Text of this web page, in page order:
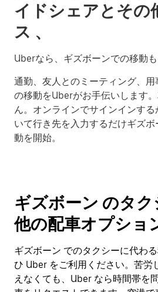
イドシェアとその
ス 、
Uberなら、ギズボーンでの移動も
通勤、友人とのミーティング、
の移動をUberがお手伝いします
ん。オンラインでサインインす
いて行き先を入力するだけギズ
動を開始。
ギズボーン のタ
他の配車オプショ
ギズボーン でのタクシーに代わ
ひ Uber をご利用ください。苦労
えなくても、Uber なら時間帯を